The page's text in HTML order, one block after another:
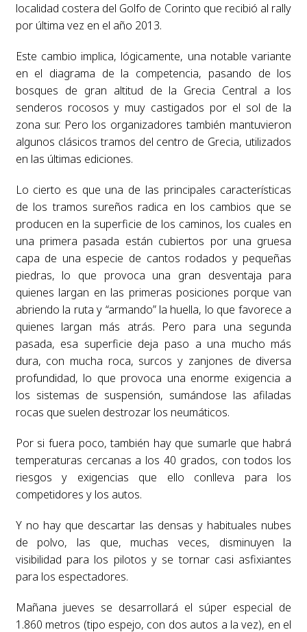
localidad costera del Golfo de Corinto que recibió al rally
por última vez en el año 2013.
Este cambio implica, lógicamente, una notable variante
en el diagrama de la competencia, pasando de los
bosques de gran altitud de la Grecia Central a los
senderos rocosos y muy castigados ​​por el sol de la
zona sur. Pero los organizadores también mantuvieron
algunos clásicos tramos del centro de Grecia, utilizados
en las últimas ediciones.
Lo cierto es que una de las principales características
de los tramos sureños radica en los cambios que se
producen en la superficie de los caminos, los cuales en
una primera pasada están cubiertos por una gruesa
capa de una especie de cantos rodados y pequeñas
piedras, lo que provoca una gran desventaja para
quienes largan en las primeras posiciones porque van
abriendo la ruta y “armando” la huella, lo que favorece a
quienes largan más atrás. Pero para una segunda
pasada, esa superficie deja paso a una mucho más
dura, con mucha roca, surcos y zanjones de diversa
profundidad, lo que provoca una enorme exigencia a
los sistemas de suspensión, sumándose las afiladas
rocas que suelen destrozar los neumáticos.
Por si fuera poco, también hay que sumarle que habrá
temperaturas cercanas a los 40 grados, con todos los
riesgos y exigencias que ello conlleva para los
competidores y los autos.
Y no hay que descartar las densas y habituales nubes
de polvo, las que, muchas veces, disminuyen la
visibilidad para los pilotos y se tornar casi asfixiantes
para los espectadores.
Mañana jueves se desarrollará el súper especial de
1.860 metros (tipo espejo, con dos autos a la vez), en el